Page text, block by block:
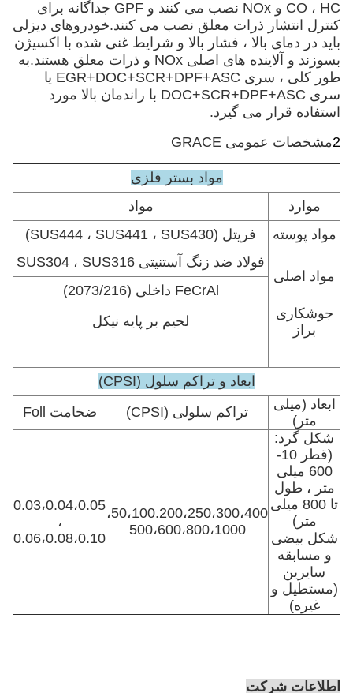
CO ، HC و NOx نصب می کنند و GPF جداگانه برای
کنترل انتشار ذرات معلق نصب می کنند.خودروهای دیزلی
باید در دمای بالا ، فشار بالا و شرایط غنی شده با اکسیژن
بسوزند و آلاینده های اصلی NOx و ذرات معلق هستند.به
طور کلی ، سری EGR+DOC+SCR+DPF+ASC یا
سری DOC+SCR+DPF+ASC با راندمان بالا مورد
استفاده قرار می گیرد.
2مشخصات عمومی GRACE
مواد بستر فلزی
موارد
مواد
مواد پوسته
فریتل (SUS444 ، SUS441 ، SUS430)
مواد اصلی
فولاد ضد زنگ آستنیتی SUS304 ، SUS316
FeCrAl داخلی (2073/216)
جوشکاری
براز
لحیم بر پایه نیکل
ابعاد و تراکم سلول (CPSI)
ابعاد (میلی
متر)
تراکم سلولی (CPSI)
ضخامت Foll
شکل گرد:
(قطر 10-
600 میلی
متر ، طول
تا 800 میلی
متر)
50،100.200،250،300،400،
500،600،800،1000
0.03،0.04،0.05
0.06،0.08،0.10
شکل بیضی
و مسابقه
سایرین
(مستطیل و
غیره)
اطلاعات شرکت